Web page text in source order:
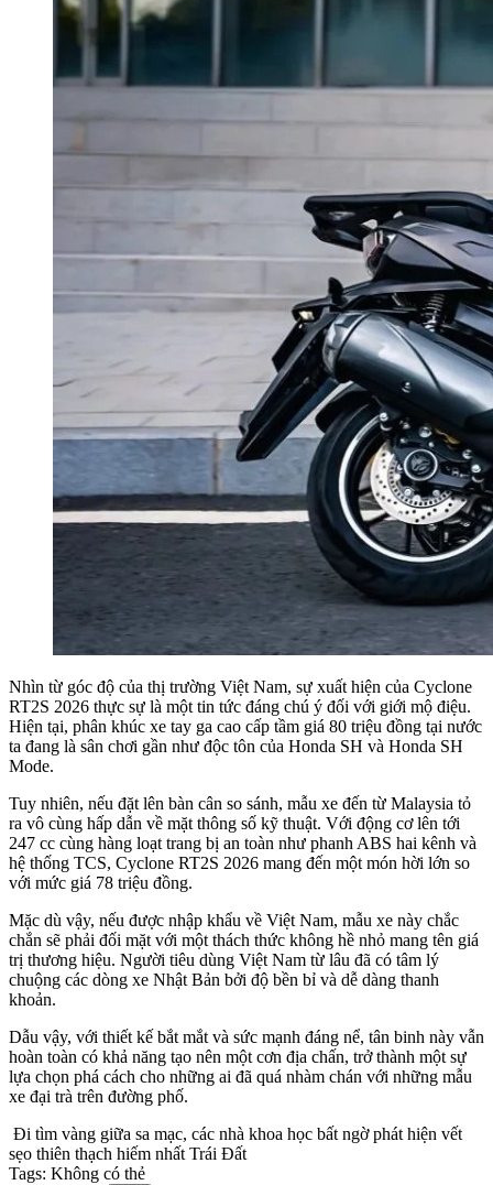
Nhìn từ góc độ của thị trường Việt Nam, sự xuất hiện của Cyclone
RT2S 2026 thực sự là một tin tức đáng chú ý đối với giới mộ điệu.
Hiện tại, phân khúc xe tay ga cao cấp tầm giá 80 triệu đồng tại nước
ta đang là sân chơi gần như độc tôn của Honda SH và Honda SH
Mode.
Tuy nhiên, nếu đặt lên bàn cân so sánh, mẫu xe đến từ Malaysia tỏ
ra vô cùng hấp dẫn về mặt thông số kỹ thuật. Với động cơ lên tới
247 cc cùng hàng loạt trang bị an toàn như phanh ABS hai kênh và
hệ thống TCS, Cyclone RT2S 2026 mang đến một món hời lớn so
với mức giá 78 triệu đồng.
Mặc dù vậy, nếu được nhập khẩu về Việt Nam, mẫu xe này chắc
chắn sẽ phải đối mặt với một thách thức không hề nhỏ mang tên giá
trị thương hiệu. Người tiêu dùng Việt Nam từ lâu đã có tâm lý
chuộng các dòng xe Nhật Bản bởi độ bền bỉ và dễ dàng thanh
khoản.
Dẫu vậy, với thiết kế bắt mắt và sức mạnh đáng nể, tân binh này vẫn
hoàn toàn có khả năng tạo nên một cơn địa chấn, trở thành một sự
lựa chọn phá cách cho những ai đã quá nhàm chán với những mẫu
xe đại trà trên đường phố.
Đi tìm vàng giữa sa mạc, các nhà khoa học bất ngờ phát hiện vết
sẹo thiên thạch hiếm nhất Trái Đất
Tags: Không có thẻ